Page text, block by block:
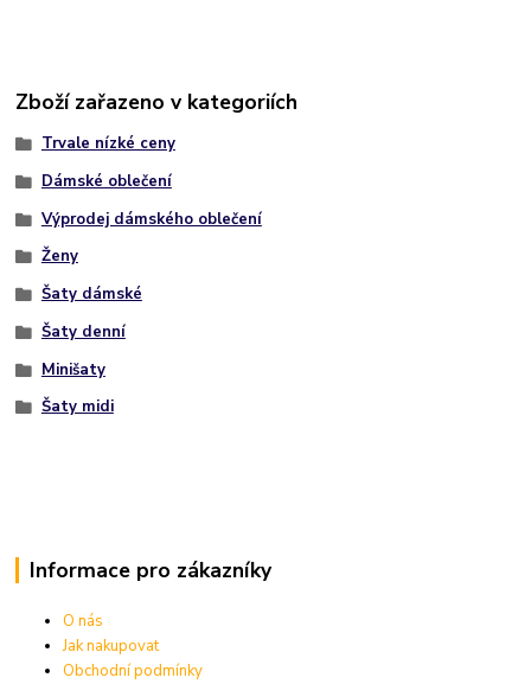
Zboží zařazeno v kategoriích
Trvale nízké ceny
Dámské oblečení
Výprodej dámského oblečení
Ženy
Šaty dámské
Šaty denní
Minišaty
Šaty midi
Informace pro zákazníky
O nás
Jak nakupovat
Obchodní podmínky